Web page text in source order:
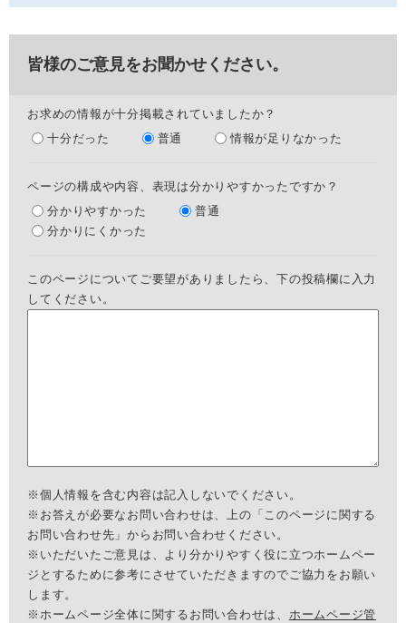
皆様のご意見をお聞かせください。
お求めの情報が十分掲載されていましたか？
十分だった
普通 情報が足りなかった
ページの構成や内容、表現は分かりやすかったですか？
分かりやすかった
普通
分かりにくかった
このページについてご要望がありましたら、下の投稿欄に入力
してください。
※個人情報を含む内容は記入しないでください。
※お答えが必要なお問い合わせは、上の「このページに関する
お問い合わせ先」からお問い合わせください。
※いただいたご意見は、より分かりやすく役に立つホームペー
ジとするために参考にさせていただきますのでご協力をお願い
します。
※ホームページ全体に関するお問い合わせは、 ホームページ管